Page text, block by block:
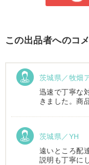
この出品者へのコ
茨城県／牧畑
迅速で丁寧な
きました。商
茨城県／YH
遠いところ配
説明も丁寧に